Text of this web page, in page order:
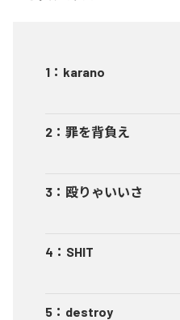
1 ： karano
2 ： 罪を背負え
3 ： 殴りゃいいさ
4 ： SHIT
5 ： destroy